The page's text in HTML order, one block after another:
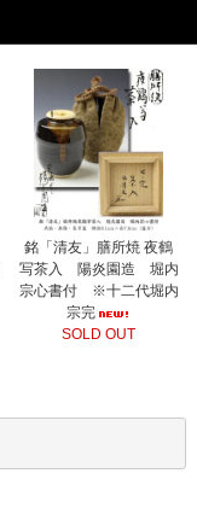
銘「清友」膳所焼 夜鶴
写茶入 陽炎園造 堀内
宗心書付 ※十二代堀内
宗完
SOLD OUT